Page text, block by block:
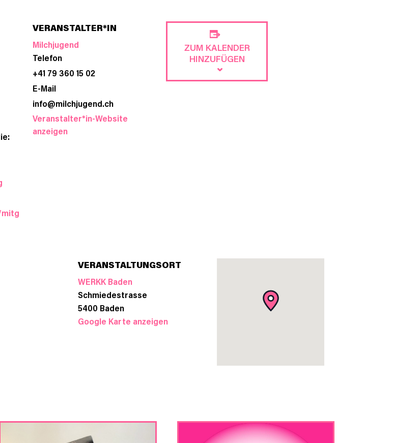
ZUM KALENDER
HINZUFÜGEN
VERANSTALTER*IN
Milchjugend
Telefon
+41 79 360 15 02
E-Mail
info@milchjugend.ch
Veranstalter*in-Website
anzeigen
VERANSTALTUNGSORT
WERKK Baden
Schmiedestrasse
5400 Baden
Google Karte anzeigen